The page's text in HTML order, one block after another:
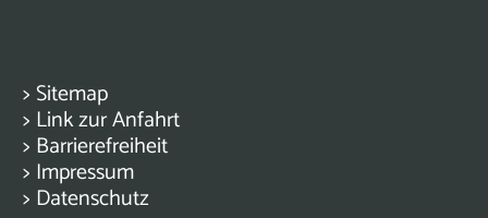
> Sitemap
> Link zur Anfahrt
> Barrierefreiheit
> Impressum
> Datenschutz